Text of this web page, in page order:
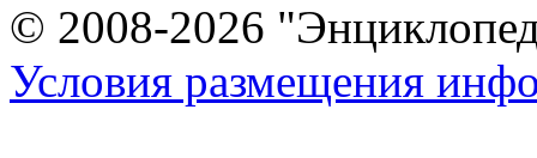
© 2008-2026
Условия размещения